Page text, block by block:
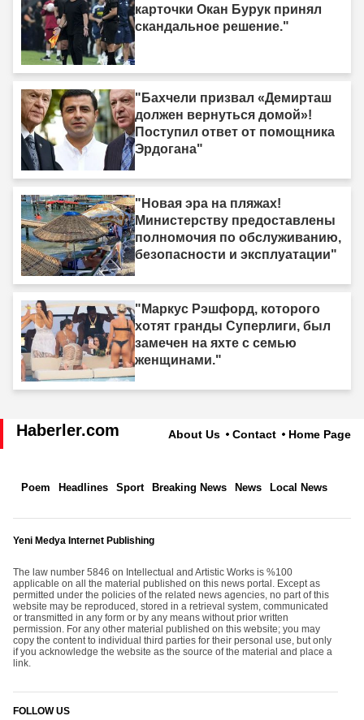
карточки Окан Бурук принял
скандальное решение."
"Бахчели призвал «Демирташ
должен вернуться домой»!
Поступил ответ от помощника
Эрдогана"
"Новая эра на пляжах!
Министерству предоставлены
полномочия по обслуживанию,
безопасности и эксплуатации"
"Маркус Рэшфорд, которого
хотят гранды Суперлиги, был
замечен на яхте с семью
женщинами."
Haberler.com About Us Contact Home Page
Poem Headlines Sport Breaking News News Local News
Yeni Medya Internet Publishing
The law number 5846 on Intellectual and Artistic Works is %100
applicable on all the material published on this news portal. Except as
permitted under the policies of the related news agencies, no part of this
website may be reproduced, stored in a retrieval system, communicated
or transmitted in any form or by any means without prior written
permission. For any other material published on this website; you may
copy the content to individual third parties for their personal use, but only
if you acknowledge the website as the source of the material and place a
link.
FOLLOW US